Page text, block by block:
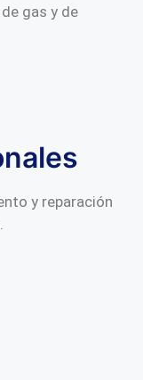
gas y de
y reparación